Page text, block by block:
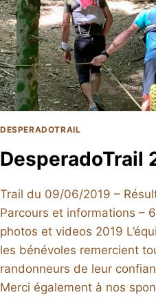
DESPERADOTRAIL
DesperadoTrail
Trail du 09/06/2019 –
Parcours et informations –
photos et videos 2019
les bénévoles remercient
randonneurs de leur
Merci également à nos